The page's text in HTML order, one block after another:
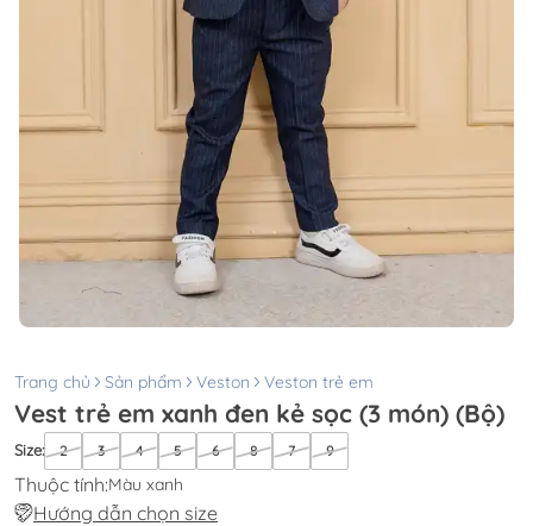
Trang chủ Sản phẩm Veston Veston trẻ em
Vest trẻ em xanh đen kẻ sọc (3 món) (Bộ)
Size: 2 3 4 5 6 8 7 9
Thuộc tính:Màu xanh
Hướng dẫn chọn size